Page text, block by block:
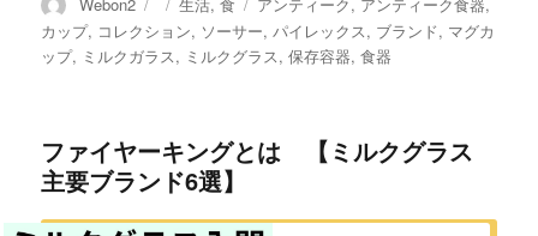
稿
者
Webon2
稿
日:
テ
ゴ
生活,食
グ
アンティーク, アンティーク食器,
カップ, コレクション, ソーサー,パイレックス, ブランド, マグカ
ップ, ミルクガラス, ミルクグラス,保存容器,食器
ファイヤーキングとは 【ミルクグラス
主要ブランド6選】